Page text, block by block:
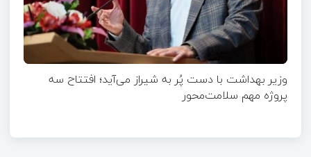
وزیر بهداشت با دست پُر به شیراز می‌آید؛ افتتاح سه
پروژه مهم سلامت‌محور